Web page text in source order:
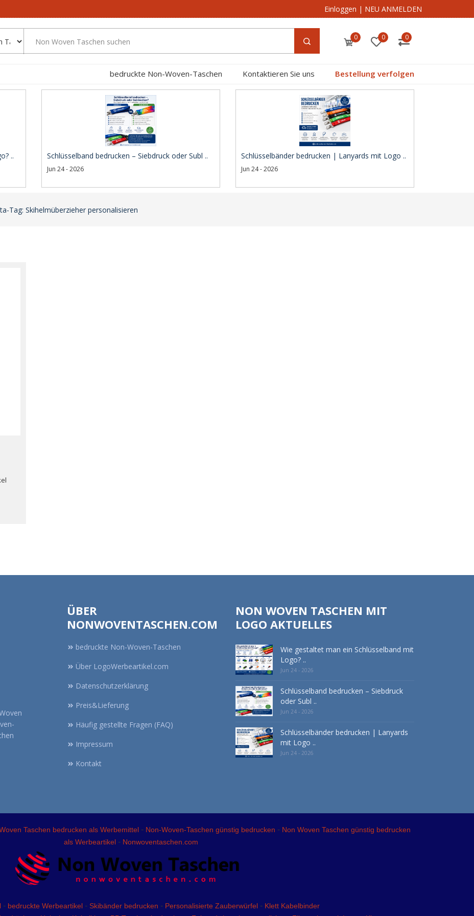
Einloggen | NEU ANMELDEN
0 0 0
bedruckte Non-Woven-Taschen Kontaktieren Sie uns Bestellung verfolgen
.. Schlüsselband bedrucken – Siebdruck oder Subl ..
Jun 24 - 2026
Schlüsselbänder bedrucken | Lanyards mit Logo ..
Jun 24 - 2026
Tag: Skihelmüberzieher personalisieren
ÜBER
NONWOVENTASCHEN.COM
bedruckte Non-Woven-Taschen
Über LogoWerbeartikel.com
Datenschutzerklärung
Preis&Lieferung
Häufig gestellte Fragen (FAQ)
Impressum
Kontakt
NON WOVEN TASCHEN MIT
LOGO AKTUELLES
Wie gestaltet man ein Schlüsselband mit
Logo? ..
Jun 24 - 2026
Schlüsselband bedrucken – Siebdruck
oder Subl ..
Jun 24 - 2026
Schlüsselbänder bedrucken | Lanyards
mit Logo ..
Jun 24 - 2026
Taschen bedrucken als Werbemittel - Non-Woven-Taschen günstig bedrucken - Non Woven Taschen günstig bedrucken
als Werbeartikel- Nonwoventaschen.com
- bedruckte Werbeartikel - Skibänder bedrucken - Personalisierte Zauberwürfel - Klett Kabelbinder